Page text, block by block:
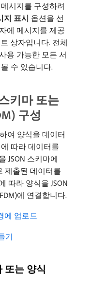
시지를 구성하려
지 표시 옵션을 선
에 메시지를 제공
상자입니다. 전체
용 가능한 모든 서
수 있습니다.
키마 또는
구성
여 양식을 데이터
따라 데이터를
JSON 스키마에
제출된 데이터를
따라 양식을 JSON
에 연결합니다.
에 업로드
기
또는 양식